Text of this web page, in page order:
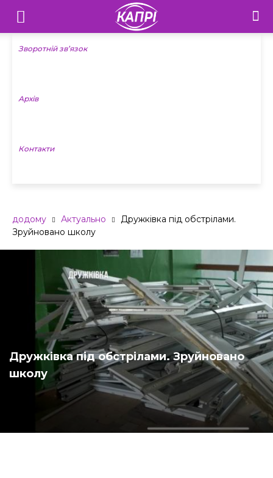
Телебачення
«Капрі»
Новини
Зворотній зв’язок
Архів
Контакти
додому Актуально
Дружківка під обстрілами.
Зруйновано школу
Дружківка під обстрілами. Зруйновано
школу